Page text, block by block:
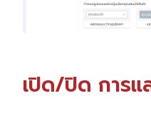
เปิด/ปิด การ